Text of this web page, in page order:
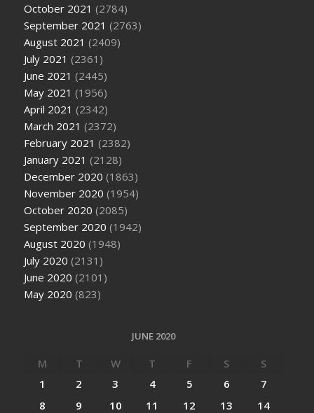
October 2021 (2784)
September 2021 (2763)
August 2021 (2409)
July 2021 (2361)
June 2021 (2445)
May 2021 (1956)
April 2021 (2342)
March 2021 (2372)
February 2021 (2382)
January 2021 (2128)
December 2020 (1863)
November 2020 (1954)
October 2020 (2085)
September 2020 (1942)
August 2020 (1948)
July 2020 (2131)
June 2020 (2101)
May 2020 (823)
JUNE 2020
M T W T F S
S
1
2 3 4 5 6
7
8
9 10 11 12 13
14